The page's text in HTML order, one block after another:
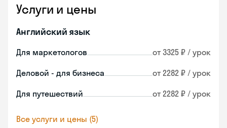
Услуги и цены
Английский язык
Для маркетологов от 3325 ₽ / урок
Деловой - для бизнеса от 2282 ₽ / урок
Для путешествий от 2282 ₽ / урок
Все услуги и цены (5)